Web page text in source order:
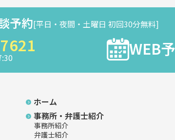
予約[平日・夜間・土曜日 初回30分無料]
WEB
ホーム
事務所・弁護士紹介
事務所紹介
弁護士紹介